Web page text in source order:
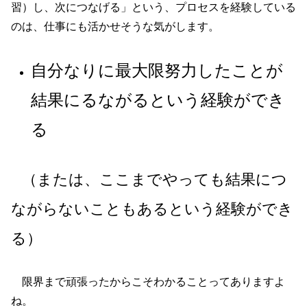
習）し、次につなげる」という、プロセスを経験している
のは、仕事にも活かせそうな気がします。
自分なりに最大限努力したことが
結果にるながるという経験ができ
る
（または、ここまでやっても結果につ
ながらないこともあるという経験ができ
る）
限界まで頑張ったからこそわかることってありますよ
ね。